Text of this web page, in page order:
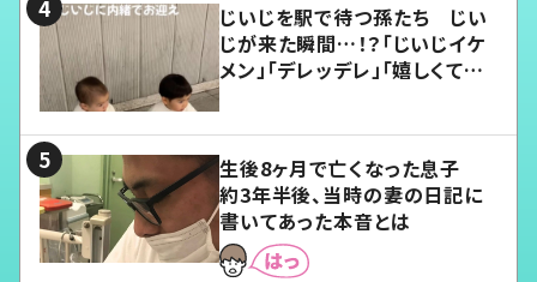
じいじを駅で待つ孫たち じい
じが来た瞬間…！？「じいじイケ
メン」「デレッデレ」「嬉しくて可
生後8ヶ月で亡くなった息子
約3年半後、当時の妻の日記に
書いてあった本音とは